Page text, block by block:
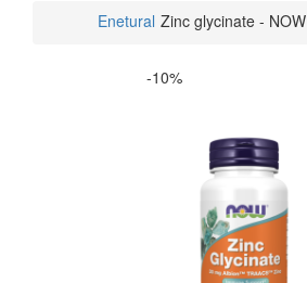
Enetural Zinc glycinate - NOW
-10%